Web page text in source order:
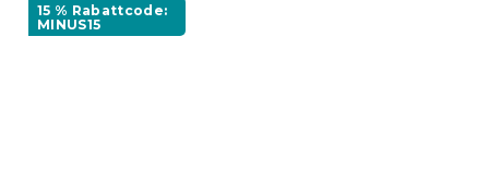
15 % Rabattcode:
MINUS15